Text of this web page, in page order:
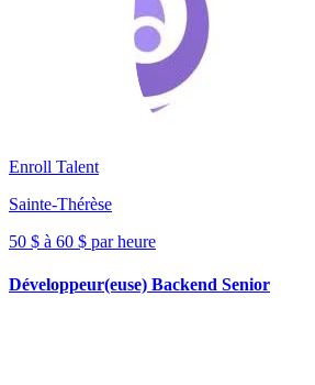
Enroll Talent
Sainte-Thérèse
50 $ à 60 $ par heure
Développeur(euse) Backend Senior